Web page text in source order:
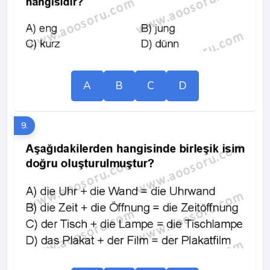
A B C D
9.